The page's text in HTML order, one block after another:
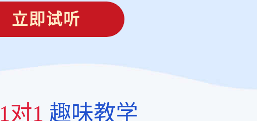
立即试听
1对1 趣味教学